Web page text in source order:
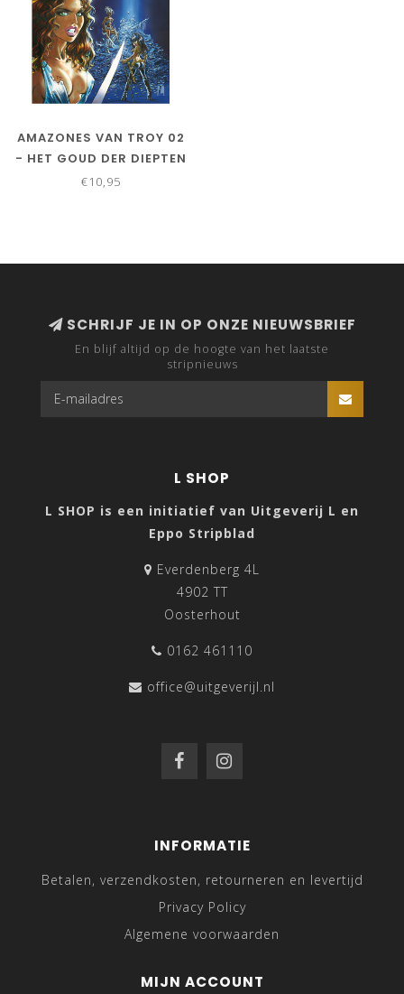
AMAZONES VAN TROY 02
- HET GOUD DER DIEPTEN
€10,95
SCHRIJF JE IN OP ONZE NIEUWSBRIEF
En blijf altijd op de hoogte van het laatste
stripnieuws
L SHOP
L SHOP is een initiatief van Uitgeverij L en
Eppo Stripblad
Everdenberg 4L
4902 TT
Oosterhout
0162 461110
office@uitgeverijl.nl
INFORMATIE
Betalen, verzendkosten, retourneren en levertijd
Privacy Policy
Algemene voorwaarden
MIJN ACCOUNT